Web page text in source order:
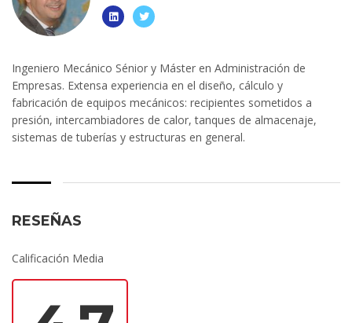
Ingeniero Mecánico Sénior y Máster en Administración de
Empresas. Extensa experiencia en el diseño, cálculo y
fabricación de equipos mecánicos: recipientes sometidos a
presión, intercambiadores de calor, tanques de almacenaje,
sistemas de tuberías y estructuras en general.
RESEÑAS
Calificación Media